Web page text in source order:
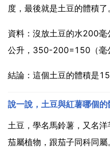
度，最後就是土豆的體積了
資料：沒放土豆的水200
公升，350-200=150（毫
結論：這個土豆的體積是
土豆，學名馬鈴薯，又名
茄屬植物，跟茄子同科同